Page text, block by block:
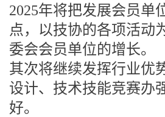
2025年将把发展会员单
点，以技协的各项活动
委会会员单位的增长。
其次将继续发挥行业优
设计、技术技能竞赛办
好。